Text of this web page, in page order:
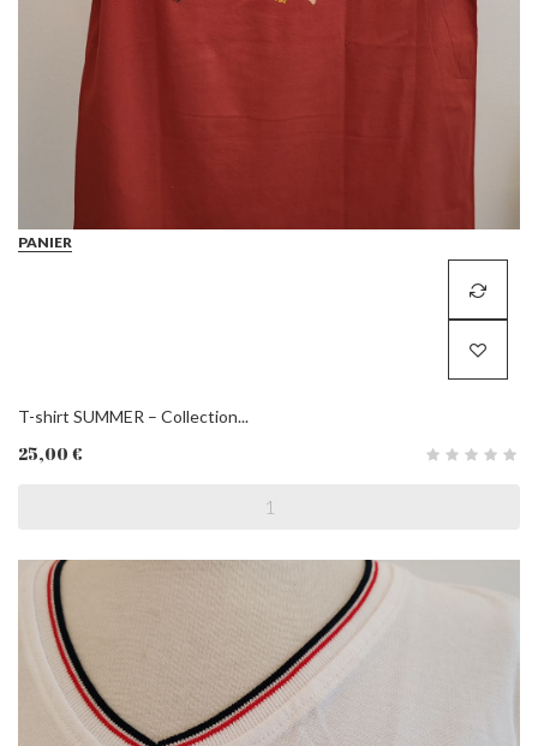
PANIER
T-shirt SUMMER – Collection...
25,00 €